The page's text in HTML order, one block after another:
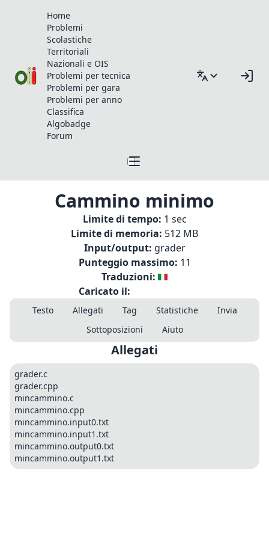
Home
Problemi
Scolastiche
Territoriali
Nazionali e OIS
Problemi per tecnica
Problemi per gara
Problemi per anno
Classifica
Algobadge
Forum
Cammino minimo
Limite di tempo: 1 sec
Limite di memoria: 512 MB
Input/output: grader
Punteggio massimo: 11
Traduzioni:
Caricato il:
Testo Allegati Tag Statistiche
Invia
Sottoposizioni
Aiuto
Allegati
grader.c
grader.cpp
mincammino.c
mincammino.cpp
mincammino.input0.txt
mincammino.input1.txt
mincammino.output0.txt
mincammino.output1.txt